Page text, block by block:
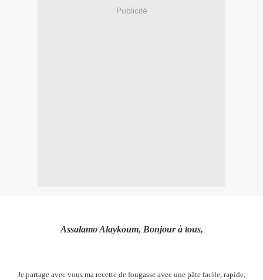
Publicité
Assalamo Alaykoum, Bonjour à tous,
Je partage avec vous ma recette de fougasse avec une pâte facile, rapide,